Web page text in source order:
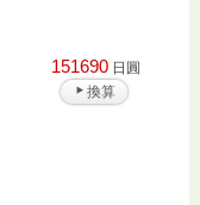
151690 日圓
換算